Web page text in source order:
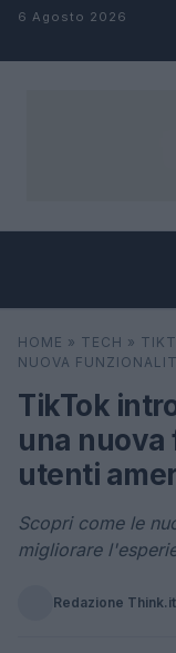
Salta al contenuto
6 Agosto 2026
Cerca
HOME » TECH »
NUOVA
TikTok
una
utenti
Scopri come le
migliorare
Redazione Think.it